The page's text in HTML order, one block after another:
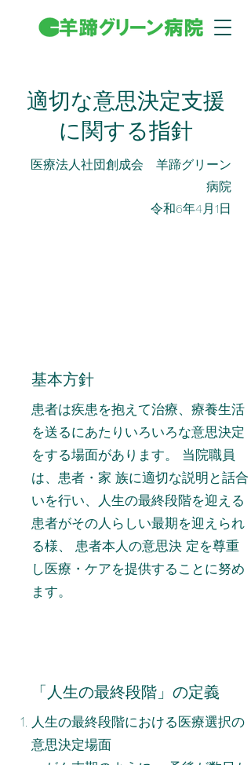
適切な意思決定支援
に関する指針
医療法人社団創成会 羊蹄グリーン
病院
​令和6年4月1日
基本方針
患者は疾患を抱えて治療、療養生活
を送るにあたりいろいろな意思決定
をする場面があります。 当院職員
は、患者・家 族に適切な説明と話合
いを行い、人生の最終段階を迎える
患者がその人らしい最期を迎えられ
る様、 患者本人の意思決 定を尊重
し医療・ケアを提供することに努め
ます。
「人生の最終段階」の定義
人生の最終段階における医療選択の
意思決定場面